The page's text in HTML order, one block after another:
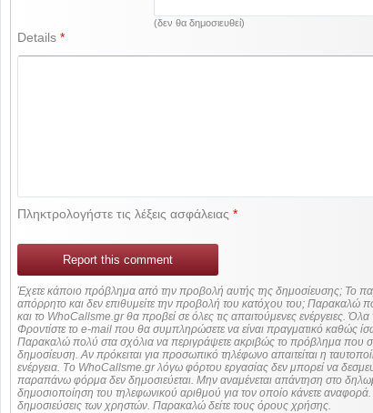
(δεν θα δημοσιευθεί)
Details*
Πληκτρολογήστε τις λέξεις ασφάλειας*
Report this comment
Έχετε κάποιο πρόβλημα από την προβολή αυτής της δημοσίευσης; Το
απόρρητο και δεν επιθυμείτε την προβολή του κατόχου του;
και το WhoCallsme.gr θα προβεί σε όλες τις απαιτούμενες ενέργειες.
Φροντίστε το e-mail που θα συμπληρώσετε να είναι πραγματικό καθώς
Παρακαλώ πολύ στα σχόλια να περιγράψετε ακριβώς το πρόβλημα που
δημοσίευση. Αν πρόκειται για προσωπικό τηλέφωνο απαιτείται η ταυτοποίηση των στοιχείων πριν από οποιοδήποτε
ενέργεια. Τo WhoCallsme.gr λόγω φόρτου εργασίας δεν μπορεί να
παραπάνω φόρμα δεν δημοσιεύεται. Μην αναμένεται απάντηση στο
δημοσιοποίηση του τηλεφωνικού αριθμού για τον οποίο κάνετε
δημοσιεύσεις των χρηστών. Παρακαλώ δείτε τους όρους χρήσης.